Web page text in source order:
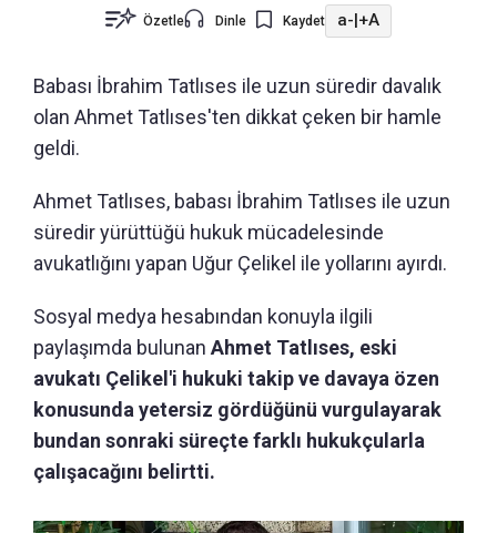
Özetle Dinle Kaydet a-|+A
Babası İbrahim Tatlıses ile uzun süredir davalık
olan Ahmet Tatlıses'ten dikkat çeken bir hamle
geldi.
Ahmet Tatlıses, babası İbrahim Tatlıses ile uzun
süredir yürüttüğü hukuk mücadelesinde
avukatlığını yapan Uğur Çelikel ile yollarını ayırdı.
Sosyal medya hesabından konuyla ilgili
paylaşımda bulunan Ahmet Tatlıses, eski
avukatı Çelikel'i hukuki takip ve davaya özen
konusunda yetersiz gördüğünü vurgulayarak
bundan sonraki süreçte farklı hukukçularla
çalışacağını belirtti.